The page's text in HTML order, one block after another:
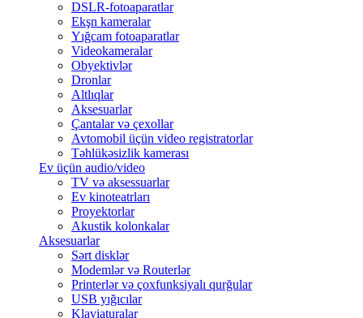
DSLR-fotoaparatlar
Ekşn kameralar
Yığcam fotoaparatlar
Videokameralar
Obyektivlər
Dronlar
Altlıqlar
Aksesuarlar
Çantalar və çexollar
Avtomobil üçün video registratorlar
Təhlükəsizlik kamerası
Ev üçün audio/video
TV və aksessuarlar
Ev kinoteatrları
Proyektorlar
Akustik kolonkalar
Aksesuarlar
Sərt disklər
Modemlər və Routerlər
Printerlər və çoxfunksiyalı qurğular
USB yığıcılar
Klaviaturalar